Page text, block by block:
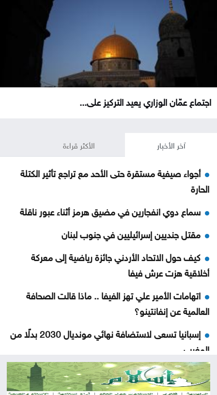
اجتماع عمّان الوزاري يعيد التركيز على...
آخر الأخبار الأكثر قراءة
أجواء صيفية مستقرة حتى الأحد مع تراجع تأثير الكتلة
الحارة
سماع دوي انفجارين في مضيق هرمز أثناء عبور ناقلة
مقتل جنديين إسرائيليين في جنوب لبنان
كيف حول الاتحاد الأردني جائزة رياضية إلى معركة
أخلاقية هزت عرش فيفا
اتهامات الأمير علي تهز الفيفا .. ماذا قالت الصحافة
العالمية عن إنفانتينو؟
إسبانيا تسعى لاستضافة نهائي مونديال 2030 بدلًا من
المغرب
سيارة عمرها أكثر من 50 عامًا تُعرض بأكثر من مليون
جنيه في مصر .. ما القصة